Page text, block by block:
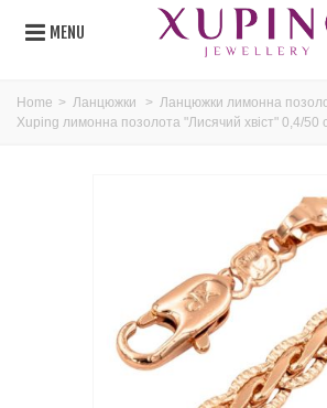
MENU
Home > Ланцюжки > Ланцюжки лимонна
Xuping лимонна позолота "Лисячий хвіст" 0,4/